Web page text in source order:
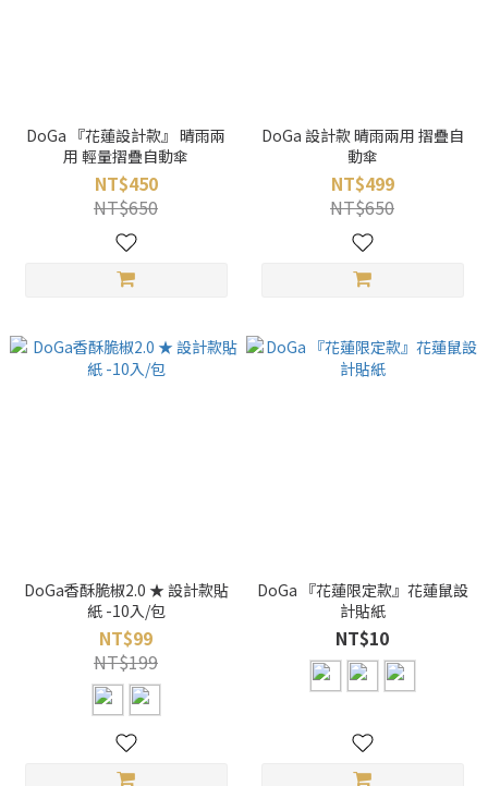
DoGa 『花蓮設計款』 晴雨兩
用 輕量摺疊自動傘
NT$450
NT$650
DoGa 設計款 晴雨兩用 摺疊自
動傘
NT$499
NT$650
DoGa香酥脆椒2.0 ★ 設計款貼
紙 -10入/包
NT$99
NT$199
DoGa 『花蓮限定款』花蓮鼠設
計貼紙
NT$10